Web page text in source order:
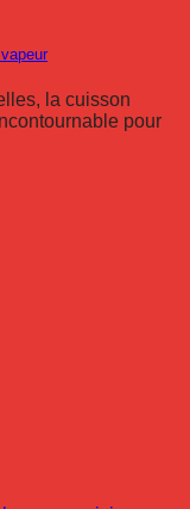
la cuisson
pour